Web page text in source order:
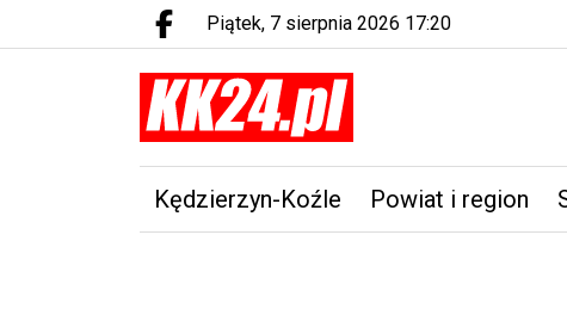
Facebook.com
piątek, 7 sierpnia 2026 17:20
Kędzierzyn-Koźle Powiat i region